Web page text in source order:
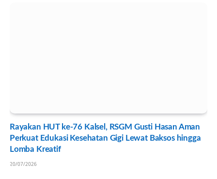
Rayakan HUT ke-76 Kalsel, RSGM Gusti Hasan Aman
Perkuat Edukasi Kesehatan Gigi Lewat Baksos hingga
Lomba Kreatif
20/07/2026